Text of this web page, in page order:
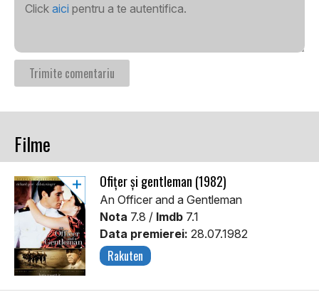
Click aici pentru a te autentifica.
Filme
Ofițer și gentleman (1982)
An Officer and a Gentleman
Nota 7.8 / Imdb 7.1
Data premierei: 28.07.1982
Rakuten